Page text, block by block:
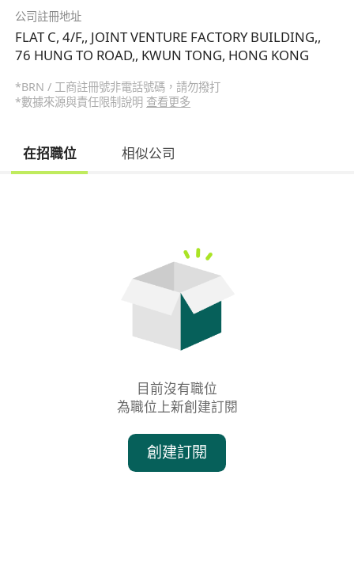
公司註冊地址
FLAT C, 4/F,, JOINT VENTURE FACTORY BUILDING,,
76 HUNG TO ROAD,, KWUN TONG, HONG KONG
*BRN / 工商註冊號非電話號碼，請勿撥打
*數據來源與責任限制說明 查看更多
在招職位 相似公司
目前沒有職位
為職位上新創建訂閱
創建訂閱